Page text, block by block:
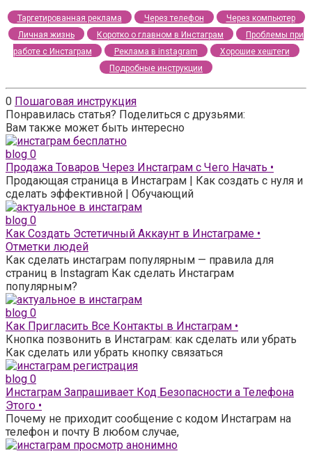
Таргетированная реклама Через телефон
Через компьютер
Личная жизнь
Коротко о главном в Инстаграм
Проблемы при
работе с Инстаграм
Реклама в instagram
Хорошие хештеги
Подробные инструкции
0 Пошаговая инструкция
Понравилась статья? Поделиться с друзьями:
Вам также может быть интересно
blog 0
Продажа Товаров Через Инстаграм с Чего Начать •
Продающая страница в Инстаграм | Как создать с нуля и
сделать эффективной | Обучающий
blog 0
Как Создать Эстетичный Аккаунт в Инстаграме •
Отметки людей
Как сделать инстаграм популярным — правила для
страниц в Instagram Как сделать Инстаграм
популярным?
blog 0
Как Пригласить Все Контакты в Инстаграм •
Кнопка позвонить в Инстаграм: как сделать или убрать
Как сделать или убрать кнопку связаться
blog 0
Инстаграм Запрашивает Код Безопасности а Телефона
Этого •
Почему не приходит сообщение с кодом Инстаграм на
телефон и почту В любом случае,